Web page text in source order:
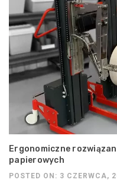
Ergonomiczne
papierowych
POSTED ON: 3 CZERWCA,